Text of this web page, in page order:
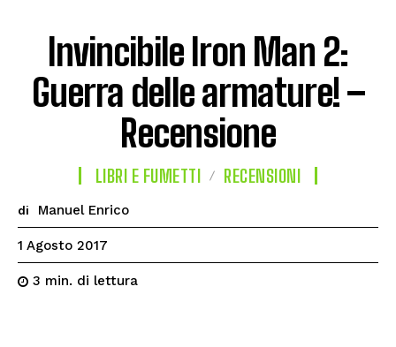
Invincibile Iron Man 2:
Guerra delle armature! –
Recensione
LIBRI E FUMETTI RECENSIONI
di Manuel Enrico
1 Agosto 2017
3 min. di lettura